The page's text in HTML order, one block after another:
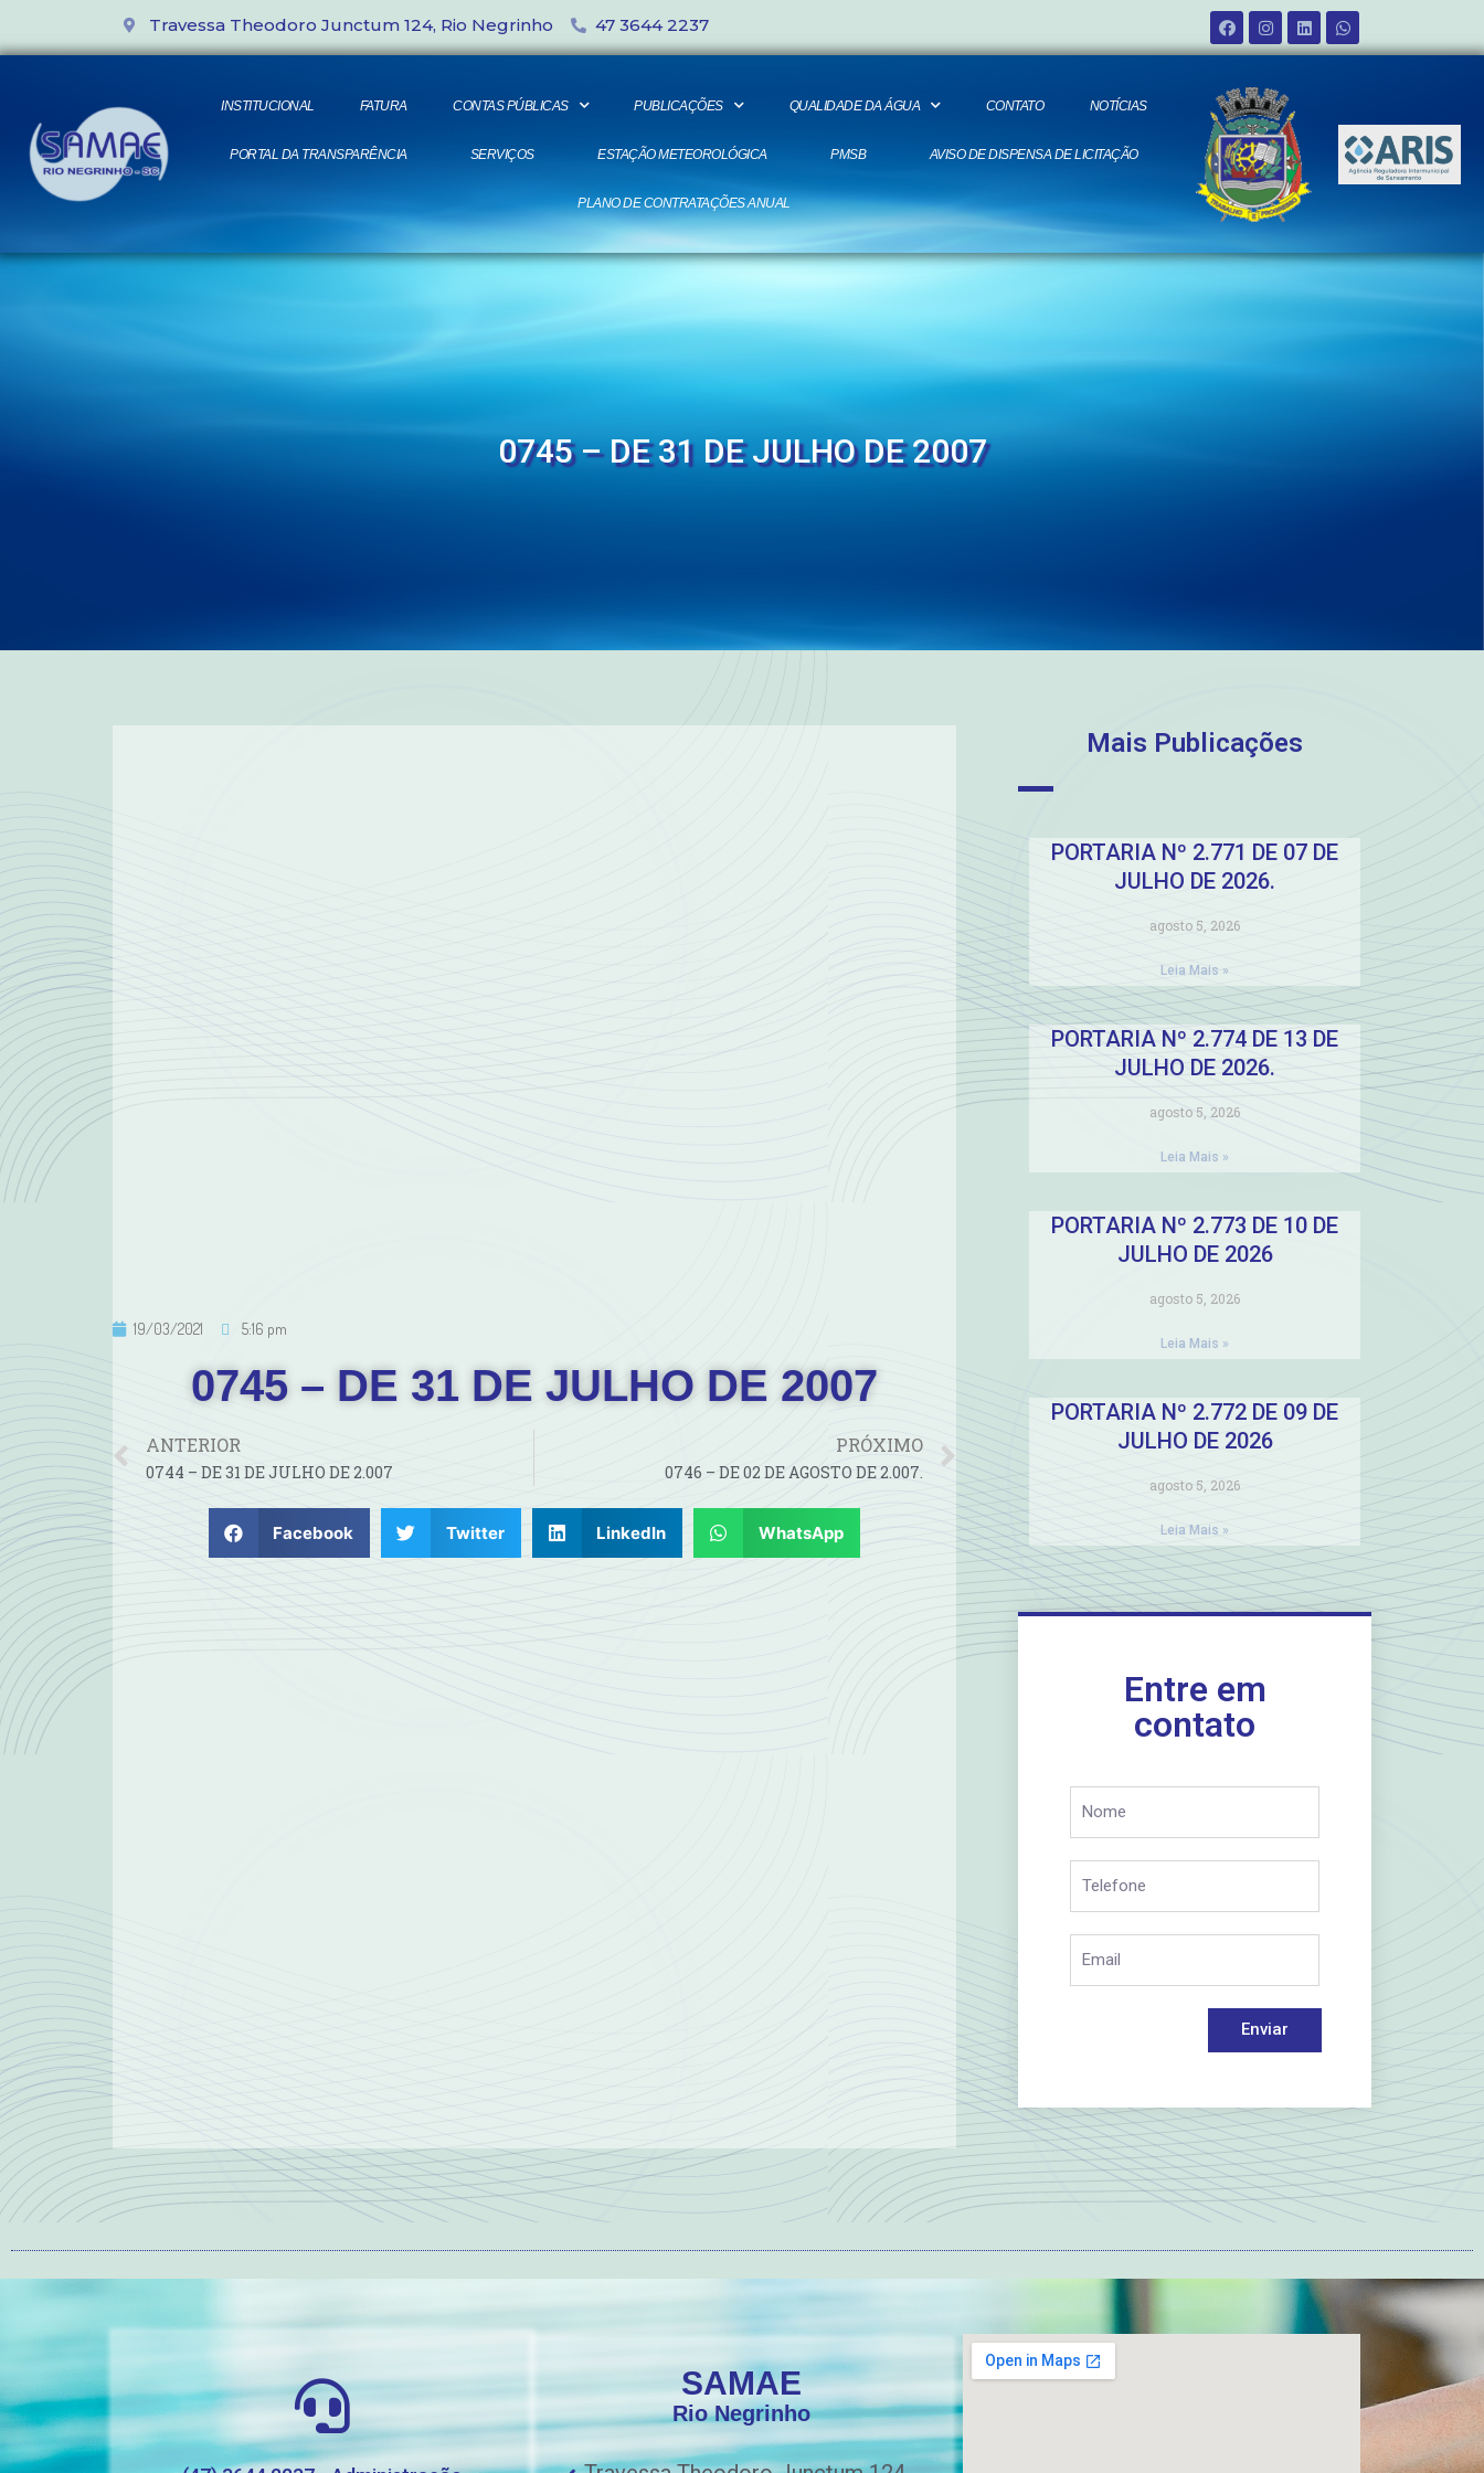
Travessa Theodoro Junctum 124, Rio Negrinho 47 3644 2237
INSTITUCIONAL FATURA CONTAS PÚBLICAS PUBLICAÇÕES QUALIDADE DA ÁGUA CONTATO NOTÍCIAS
PORTAL DA TRANSPARÊNCIA SERVIÇOS ESTAÇÃO METEOROLÓGICA PMSB AVISO DE DISPENSA DE LICITAÇÃO
PLANO DE CONTRATAÇÕES ANUAL
0745 – DE 31 DE JULHO DE 2007
19/03/2021 5:16 pm
0745 – DE 31 DE JULHO DE 2007
ANTERIOR
0744 – DE 31 DE JULHO DE 2.007
PRÓXIMO
0746 – DE 02 DE AGOSTO DE 2.007.
Facebook Twitter LinkedIn WhatsApp
Mais Publicações
PORTARIA Nº 2.771 DE 07 DE
JULHO DE 2026.
agosto 5, 2026
Leia Mais »
PORTARIA Nº 2.774 DE 13 DE
JULHO DE 2026.
agosto 5, 2026
Leia Mais »
PORTARIA Nº 2.773 DE 10 DE
JULHO DE 2026
agosto 5, 2026
Leia Mais »
PORTARIA Nº 2.772 DE 09 DE
JULHO DE 2026
agosto 5, 2026
Leia Mais »
Entre em
contato
Enviar
SAMAE
Rio Negrinho